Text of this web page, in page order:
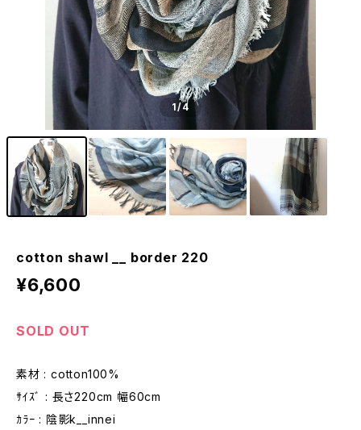
1/4
cotton shawl __ border 220
¥6,600
SOLD OUT
素材 : cotton100%
ｻｲｽﾞ : 長さ220cm 幅60cm
ｶﾗｰ : 陰影k__innei